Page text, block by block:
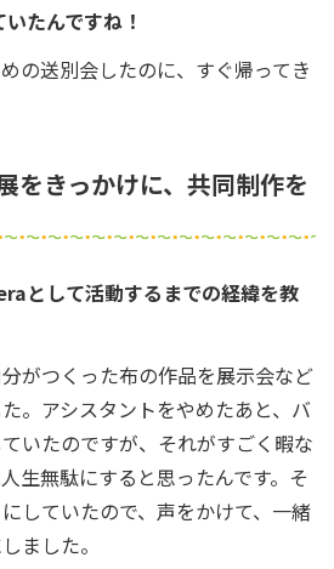
いたんですね！
の送別会したのに、すぐ帰ってき
をきっかけに、共同制作を
として活動するまでの経緯を教
がつくった布の作品を展示会など
。アシスタントをやめたあと、バ
いたのですが、それがすごく暇な
生無駄にすると思ったんです。そ
していたので、声をかけて、一緒
ました。